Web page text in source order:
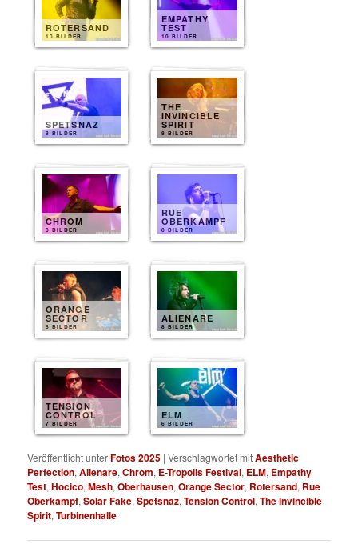
ROTERSAND
10 BILDER
EMPATHY
TEST
10 BILDER
SPETSNAZ
8 BILDER
THE
INVINCIBLE
SPIRIT
8 BILDER
CHROM
8 BILDER
RUE
OBERKAMPF
8 BILDER
ORANGE
SECTOR
8 BILDER
ALIENARE
8 BILDER
TENSION
CONTROL
7 BILDER
ELM
6 BILDER
Veröffentlicht unterFotos 2025 |Verschlagwortet mitAesthetic
Perfection,Alienare,Chrom, E-Tropolis Festival, ELM, Empathy
Test,Hocico,Mesh,Oberhausen,Orange Sector, Rotersand, Rue
Oberkampf,Solar Fake,Spetsnaz,Tension Control,The Invincible
Spirit,Turbinenhalle